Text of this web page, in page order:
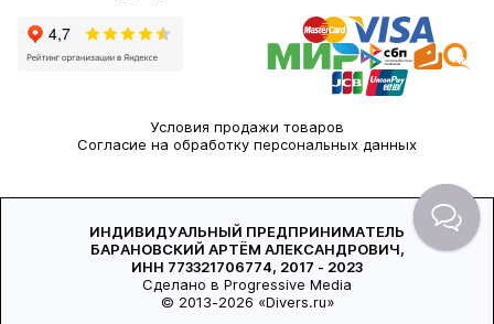
Условия продажи товаров
Согласие на обработку персональных данных
© 2013-2026 «Divers.ru»
ИНДИВИДУАЛЬНЫЙ ПРЕДПРИНИМАТЕЛЬ
БАРАНОВСКИЙ АРТЁМ АЛЕКСАНДРОВИЧ,
ИНН 773321706774, 2017 - 2023
Сделано в Progressive Media